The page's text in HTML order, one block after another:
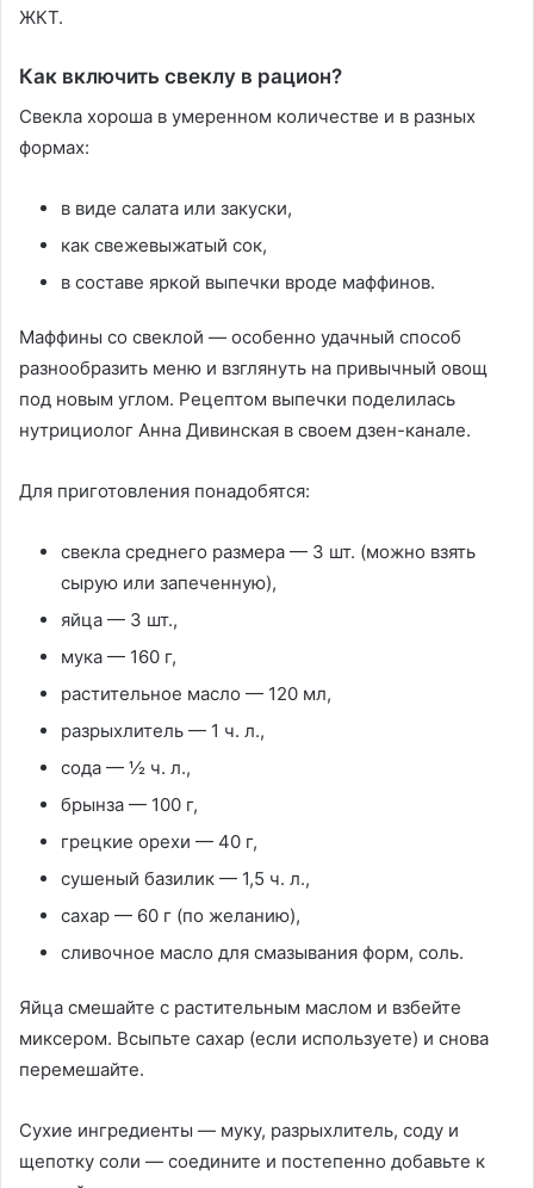
ЖКТ.
Как включить свеклу в рацион?
Свекла хороша в умеренном количестве и в разных
формах:
в виде салата или закуски,
как свежевыжатый сок,
в составе яркой выпечки вроде маффинов.
Маффины со свеклой — особенно удачный способ
разнообразить меню и взглянуть на привычный овощ
под новым углом. Рецептом выпечки поделилась
нутрициолог Анна Дивинская в своем дзен-канале.
Для приготовления понадобятся:
свекла среднего размера — 3 шт. (можно взять
сырую или запеченную),
яйца — 3 шт.,
мука — 160 г,
растительное масло — 120 мл,
разрыхлитель — 1 ч. л.,
сода — ½ ч. л.,
брынза — 100 г,
грецкие орехи — 40 г,
сушеный базилик — 1,5 ч. л.,
сахар — 60 г (по желанию),
сливочное масло для смазывания форм, соль.
Яйца смешайте с растительным маслом и взбейте
миксером. Всыпьте сахар (если используете) и снова
перемешайте.
Сухие ингредиенты — муку, разрыхлитель, соду и
щепотку соли — соедините и постепенно добавьте к